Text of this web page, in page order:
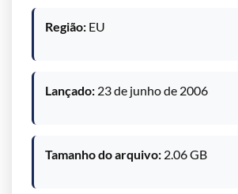
Região: EU
Lançado: 23 de junho de 2006
Tamanho do arquivo: 2.06 GB